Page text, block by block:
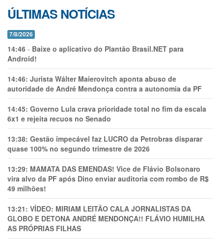
ÚLTIMAS NOTÍCIAS
7/8/2026
14:46 - Baixe o aplicativo do Plantão Brasil.NET para
Android!
14:46: Jurista Wálter Maierovitch aponta abuso de
autoridade de André Mendonça contra a autonomia da PF
14:45: Governo Lula crava prioridade total no fim da escala
6x1 e rejeita recuos no Senado
13:38: Gestão impecável faz LUCRO da Petrobras disparar
quase 100% no segundo trimestre de 2026
13:29: MAMATA DAS EMENDAS! Vice de Flávio Bolsonaro
vira alvo da PF após Dino enviar auditoria com rombo de R$
49 milhões!
13:21: VÍDEO: MIRIAM LEITÃO CALA JORNALISTAS DA
GLOBO E DETONA ANDRÉ MENDONÇA!! FLÁVIO HUMILHA
AS PRÓPRIAS FILHAS